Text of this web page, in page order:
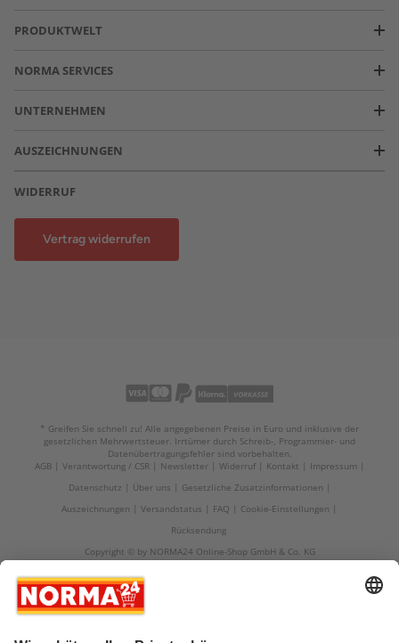
PRODUKTWELT
NORMA SERVICES
UNTERNEHMEN
AUSZEICHNUNGEN
WIDERRUF
Vertrag widerrufen
* Greifen Sie schnell zu! Alle angegebenen Preise in Euro und inklusive der
gesetzlichen Mehrwertsteuer. Irrtümer durch Schreib-, Programmier- und
Datenübertragungsfehler sind vorbehalten.
AGB
Verantwortung / CSR Newsletter Widerruf Kontakt
Impressum
Datenschutz
Über uns
Gesetzliche Zusatzinformationen
Auszeichnungen
Versandstatus FAQ
Cookie-Einstellungen
Rücksendung
Copyright © by NORMA24 Online-Shop GmbH & Co. KG